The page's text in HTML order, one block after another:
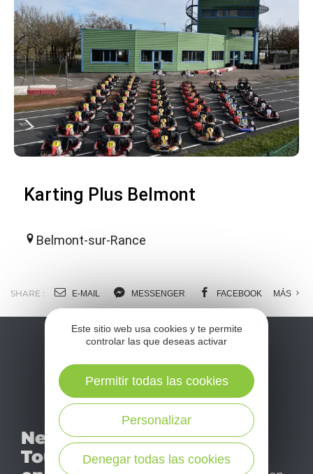
Karting Plus Belmont
Belmont-sur-Rance
SHARE : E-MAIL MESSENGER FACEBOOK MÁS
Newsletter
Tourismo
No se pierda nuestro
mensual newsletter y
déjese inspirar para
Este sitio web usa cookies y te permite
controlar las que deseas activar
Denegar todas las cookies
Personalizar
Permitir todas las cookies